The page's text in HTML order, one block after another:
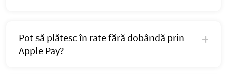
Pot să plătesc în rate fără dobândă prin
Apple Pay?